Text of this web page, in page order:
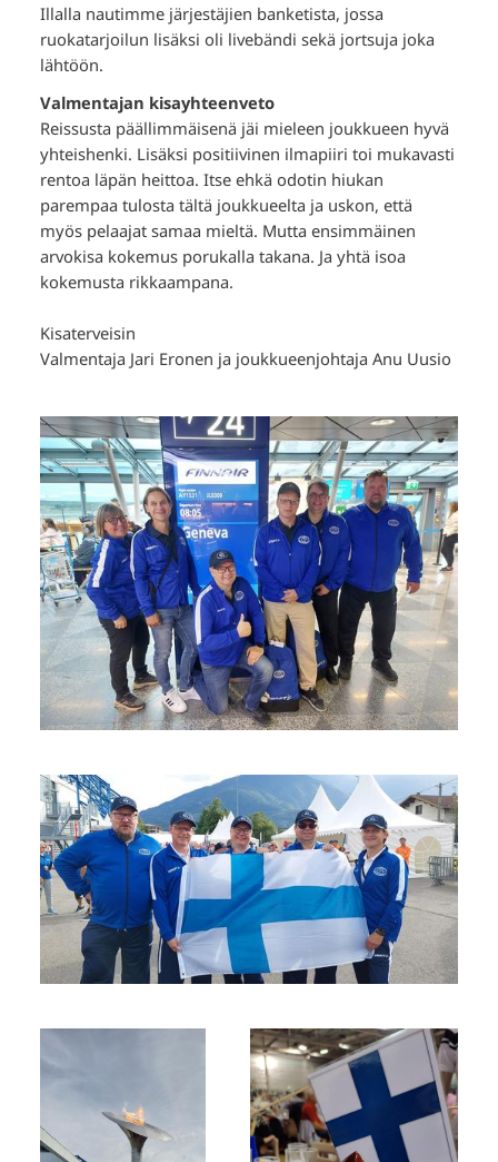
Illalla nautimme järjestäjien banketista, jossa
ruokatarjoilun lisäksi oli livebändi sekä jortsuja joka
lähtöön.
Valmentajan kisayhteenveto
Reissusta päällimmäisenä jäi mieleen joukkueen hyvä
yhteishenki. Lisäksi positiivinen ilmapiiri toi mukavasti
rentoa läpän heittoa. Itse ehkä odotin hiukan
parempaa tulosta tältä joukkueelta ja uskon, että
myös pelaajat samaa mieltä. Mutta ensimmäinen
arvokisa kokemus porukalla takana. Ja yhtä isoa
kokemusta rikkaampana.
Kisaterveisin
Valmentaja Jari Eronen ja joukkueenjohtaja Anu Uusio